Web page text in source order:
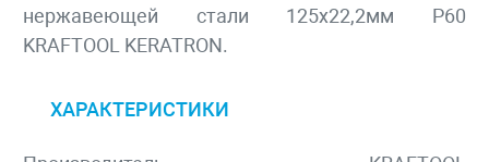
нержавеющей стали 125х22,2мм P60
KRAFTOOL KERATRON.
ХАРАКТЕРИСТИКИ